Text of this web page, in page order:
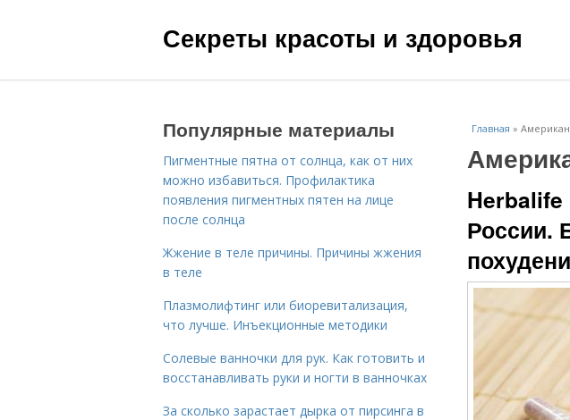
Секреты красоты и здоровья
Главная »
России.
Популярные материалы
Пигментные пятна от солнца, как от них
можно избавиться. Профилактика
появления пигментных пятен на лице
после солнца
Жжение в теле причины. Причины жжения
в теле
Плазмолифтинг или биоревитализация,
что лучше. Инъекционные методики
Солевые ванночки для рук. Как готовить и
восстанавливать руки и ногти в ванночках
За сколько зарастает дырка от пирсинга в